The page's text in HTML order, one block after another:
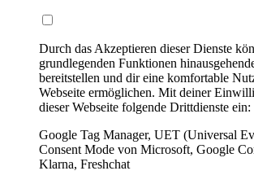
Durch das Akzeptieren dieser Dienste
grundlegenden Funktionen
bereitstellen und dir eine komfortable
Webseite ermöglichen. Mit deiner
dieser Webseite folgende Drittdienste ein:
Google Tag Manager, UET (Universal
Consent Mode von Microsoft, Google
Klarna, Freshchat